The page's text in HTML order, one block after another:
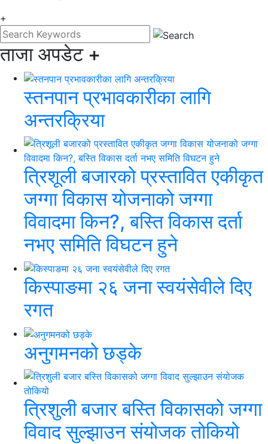
+
ताजा अपडेट +
स्तनपान प्रभावकारीका लागि
अन्तरक्रिया
त्रिशूली बजारको प्रस्तावित एकीकृत
जग्गा विकास योजनाको जग्गा
विवादमा किन?, बस्ति विकास दर्ता
नभए समिति विघटन हुने
किस्पाङमा २६ जना स्वयंसेवीले दिए
रगत
अनुगमनको छड्के
त्रिशुली बजार बस्ति विकासको जग्गा
विवाद सुल्झाउन संयोजक तोकियो